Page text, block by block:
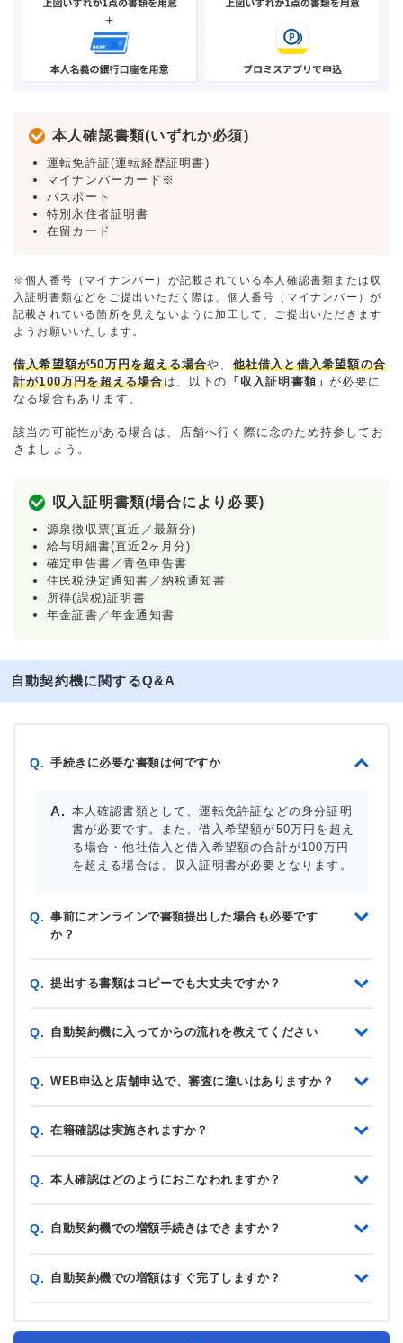
本人確認書類(いずれか必須)
運転免許証(運転経歴証明書)
マイナンバーカード※
パスポート
特別永住者証明書
在留カード
※個人番号（マイナンバー）が記載されている本人確認書類または収
入証明書類などをご提出いただく際は、個人番号（マイナンバー）が
記載されている箇所を見えないように加工して、ご提出いただきます
ようお願いいたします。
借入希望額が50万円を超える場合や、 他社借入と借入希望額の合
計が100万円を超える場合は、以下の 「収入証明書類」が必要に
なる場合もあります。
該当の可能性がある場合は、店舗へ行く際に念のため持参してお
きましょう。
収入証明書類(場合により必要)
源泉徴収票(直近／最新分)
給与明細書(直近2ヶ月分)
確定申告書／青色申告書
住民税決定通知書／納税通知書
所得(課税)証明書
年金証書／年金通知書
自動契約機に関するQ&A
Q. 手続きに必要な書類は何ですか
本人確認書類として、運転免許証などの身分証明
書が必要です。また、借入希望額が50万円を超え
る場合・他社借入と借入希望額の合計が100万円
を超える場合は、収入証明書が必要となります。
Q. 事前にオンラインで書類提出した場合も必要です
か？
Q. 提出する書類はコピーでも大丈夫ですか？
Q. 自動契約機に入ってからの流れを教えてください
Q. WEB申込と店舗申込で、審査に違いはありますか？
Q. 在籍確認は実施されますか？
Q. 本人確認はどのようにおこなわれますか？
Q. 自動契約機での増額手続きはできますか？
Q. 自動契約機での増額はすぐ完了しますか？